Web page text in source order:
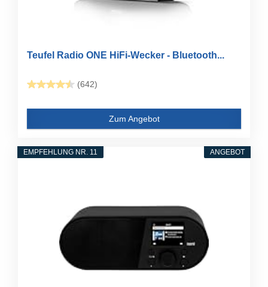
Teufel Radio ONE HiFi-Wecker - Bluetooth...
(642)
Zum Angebot
ANGEBOT
EMPFEHLUNG NR. 11